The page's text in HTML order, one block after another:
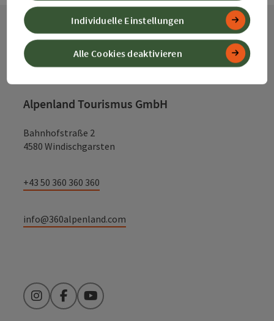
Kontakt
Alpenland Tourismus GmbH
Bahnhofstraße 2
4580 Windischgarsten
+43 50 360 360 360
info@360alpenland.com
InstagramFacebookYouTube
Alle Cookies deaktivieren
Individuelle Einstellungen